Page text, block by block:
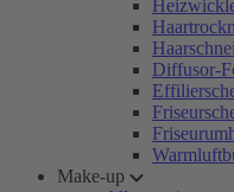
Diffusor-
Make-up